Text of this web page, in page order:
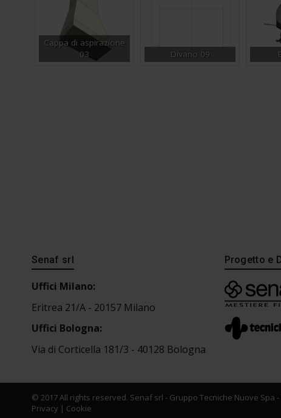
Cappa di aspirazione
03
Divano 09
Senaf srl
Uffici Milano:
Eritrea 21/A - 20157 Milano
Uffici Bologna:
Via di Corticella 181/3 - 40128 Bologna
Progetto e
© 2017 All rights reserved. Senaf srl - Gruppo Tecniche Nuove Spa -
Privacy | Cookie